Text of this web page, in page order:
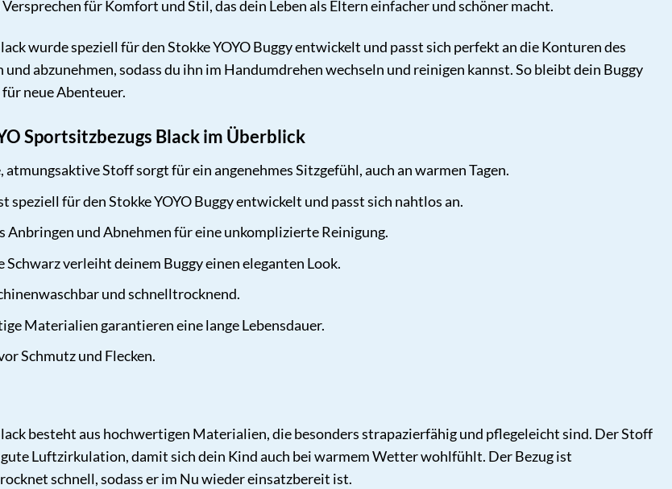
für Komfort und Stil, das dein Leben als Eltern einfacher und schöner macht.
wurde speziell für den Stokke YOYO Buggy entwickelt und passt sich perfekt an die Konturen des
und abzunehmen, sodass du ihn im Handumdrehen wechseln und reinigen kannst. So bleibt dein Buggy
neue Abenteuer.
Sportsitzbezugs Black im Überblick
atmungsaktive Stoff sorgt für ein angenehmes Sitzgefühl, auch an warmen Tagen.
speziell für den Stokke YOYO Buggy entwickelt und passt sich nahtlos an.
Anbringen und Abnehmen für eine unkomplizierte Reinigung.
Schwarz verleiht deinem Buggy einen eleganten Look.
und schnelltrocknend.
Materialien garantieren eine lange Lebensdauer.
Schmutz und Flecken.
besteht aus hochwertigen Materialien, die besonders strapazierfähig und pflegeleicht sind. Der Stoff
Luftzirkulation, damit sich dein Kind auch bei warmem Wetter wohlfühlt. Der Bezug ist
schnell, sodass er im Nu wieder einsatzbereit ist.